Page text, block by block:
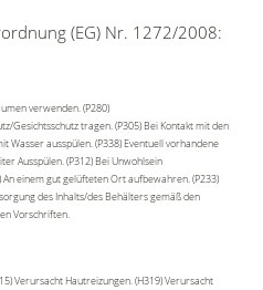
(EG) Nr. 1272/2008:
verwenden. (P280)
Gesichtsschutz tragen. (P305) Bei Kontakt mit den
Wasser ausspülen. (P338) Eventuell vorhandene
Ausspülen. (P312) Bei Unwohlsein
einem gut gelüfteten Ort aufbewahren. (P233)
des Inhalts/des Behälters gemäß den
Vorschriften.
Verursacht Hautreizungen. (H319) Verursacht